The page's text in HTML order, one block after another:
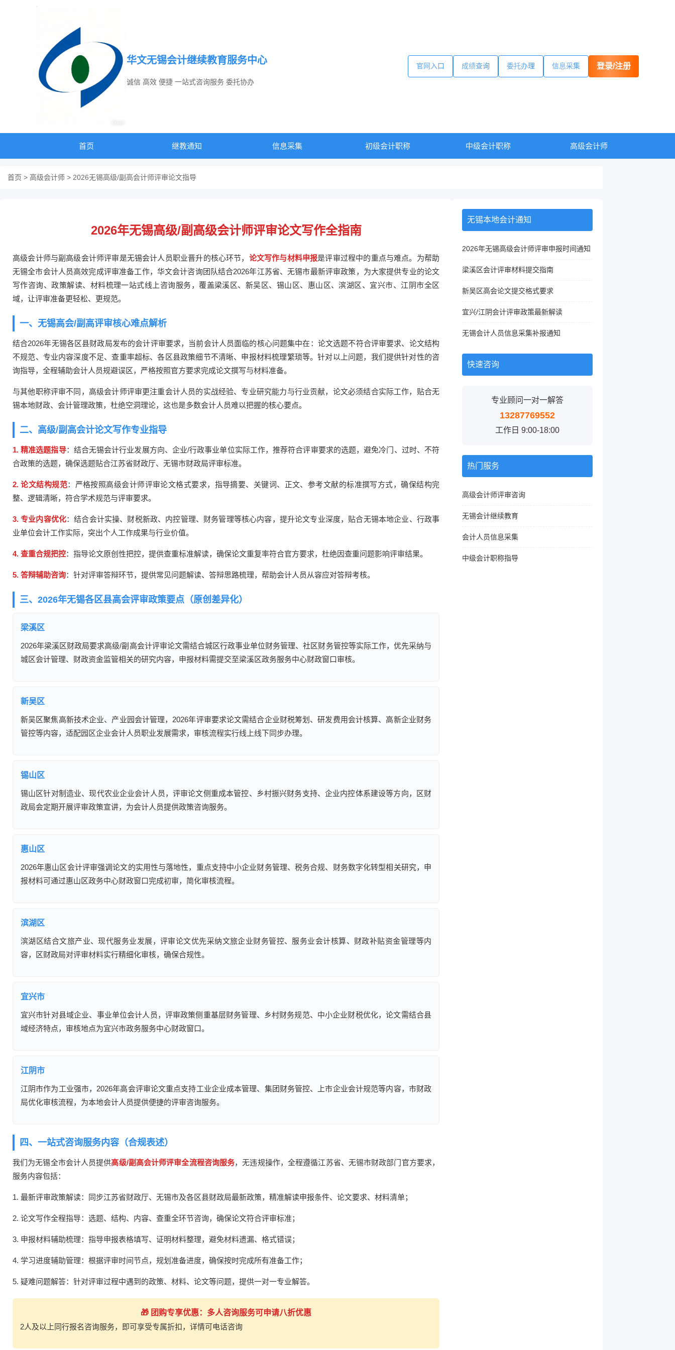
华文无锡会计继续教育服务中心
诚信 高效 便捷 一站式咨询服务 委托协办
官网入口 成绩查询 委托办理 信息采集 登录/注册
首页 继教通知 信息采集 初级会计职称 中级会计职称 高级会计师
首页 > 高级会计师 > 2026无锡高级/副高会计师评审论文指导
2026年无锡高级/副高级会计师评审论文写作全指南
高级会计师与副高级会计师评审是无锡会计人员职业晋升的核心环节， 论文写作与材料申报是评审过程中的重点与难点。为帮助
无锡全市会计人员高效完成评审准备工作，华文会计咨询团队结合2026年江苏省、无锡市最新评审政策，为大家提供专业的论文
写作咨询、政策解读、材料梳理一站式线上咨询服务，覆盖梁溪区、新吴区、锡山区、惠山区、滨湖区、宜兴市、江阴市全区
域，让评审准备更轻松、更规范。
一、无锡高会/副高评审核心难点解析
结合2026年无锡各区县财政局发布的会计评审要求，当前会计人员面临的核心问题集中在：论文选题不符合评审要求、论文结构
不规范、专业内容深度不足、查重率超标、各区县政策细节不清晰、申报材料梳理繁琐等。针对以上问题，我们提供针对性的咨
询指导，全程辅助会计人员规避误区，严格按照官方要求完成论文撰写与材料准备。
与其他职称评审不同，高级会计师评审更注重会计人员的实战经验、专业研究能力与行业贡献，论文必须结合实际工作，贴合无
锡本地财政、会计管理政策，杜绝空洞理论，这也是多数会计人员难以把握的核心要点。
二、高级/副高会计论文写作专业指导
1. 精准选题指导：结合无锡会计行业发展方向、企业/行政事业单位实际工作，推荐符合评审要求的选题，避免冷门、过时、不符
合政策的选题，确保选题贴合江苏省财政厅、无锡市财政局评审标准。
2. 论文结构规范：严格按照高级会计师评审论文格式要求，指导摘要、关键词、正文、参考文献的标准撰写方式，确保结构完
整、逻辑清晰，符合学术规范与评审要求。
3. 专业内容优化：结合会计实操、财税新政、内控管理、财务管理等核心内容，提升论文专业深度，贴合无锡本地企业、行政事
业单位会计工作实际，突出个人工作成果与行业价值。
4. 查重合规把控：指导论文原创性把控，提供查重标准解读，确保论文重复率符合官方要求，杜绝因查重问题影响评审结果。
5. 答辩辅助咨询：针对评审答辩环节，提供常见问题解读、答辩思路梳理，帮助会计人员从容应对答辩考核。
三、2026年无锡各区县高会评审政策要点（原创差异化）
梁溪区
2026年梁溪区财政局要求高级/副高会计评审论文需结合城区行政事业单位财务管理、社区财务管控等实际工作，优先采纳与
城区会计管理、财政资金监管相关的研究内容，申报材料需提交至梁溪区政务服务中心财政窗口审核。
新吴区
新吴区聚焦高新技术企业、产业园会计管理，2026年评审要求论文需结合企业财税筹划、研发费用会计核算、高新企业财务
管控等内容，适配园区企业会计人员职业发展需求，审核流程实行线上线下同步办理。
锡山区
锡山区针对制造业、现代农业企业会计人员，评审论文侧重成本管控、乡村振兴财务支持、企业内控体系建设等方向，区财
政局会定期开展评审政策宣讲，为会计人员提供政策咨询服务。
惠山区
2026年惠山区会计评审强调论文的实用性与落地性，重点支持中小企业财务管理、税务合规、财务数字化转型相关研究，申
报材料可通过惠山区政务中心财政窗口完成初审，简化审核流程。
滨湖区
滨湖区结合文旅产业、现代服务业发展，评审论文优先采纳文旅企业财务管控、服务业会计核算、财政补贴资金管理等内
容，区财政局对评审材料实行精细化审核，确保合规性。
宜兴市
宜兴市针对县域企业、事业单位会计人员，评审政策侧重基层财务管理、乡村财务规范、中小企业财税优化，论文需结合县
域经济特点，审核地点为宜兴市政务服务中心财政窗口。
江阴市
江阴市作为工业强市，2026年高会评审论文重点支持工业企业成本管理、集团财务管控、上市企业会计规范等内容，市财政
局优化审核流程，为本地会计人员提供便捷的评审咨询服务。
四、一站式咨询服务内容（合规表述）
我们为无锡全市会计人员提供高级/副高会计师评审全流程咨询服务，无违规操作，全程遵循江苏省、无锡市财政部门官方要求，
服务内容包括：
1. 最新评审政策解读：同步江苏省财政厅、无锡市及各区县财政局最新政策，精准解读申报条件、论文要求、材料清单；
2. 论文写作全程指导：选题、结构、内容、查重全环节咨询，确保论文符合评审标准；
3. 申报材料辅助梳理：指导申报表格填写、证明材料整理，避免材料遗漏、格式错误；
4. 学习进度辅助管理：根据评审时间节点，规划准备进度，确保按时完成所有准备工作；
5. 疑难问题解答：针对评审过程中遇到的政策、材料、论文等问题，提供一对一专业解答。
🎁 团购专享优惠：多人咨询服务可申请八折优惠
2人及以上同行报名咨询服务，即可享受专属折扣，详情可电话咨询
无锡本地会计通知
2026年无锡高级会计师评审申报时间通知
梁溪区会计评审材料提交指南
新吴区高会论文提交格式要求
宜兴/江阴会计评审政策最新解读
无锡会计人员信息采集补报通知
快速咨询
专业顾问一对一解答
13287769552
工作日 9:00-18:00
热门服务
高级会计师评审咨询
无锡会计继续教育
会计人员信息采集
中级会计职称指导